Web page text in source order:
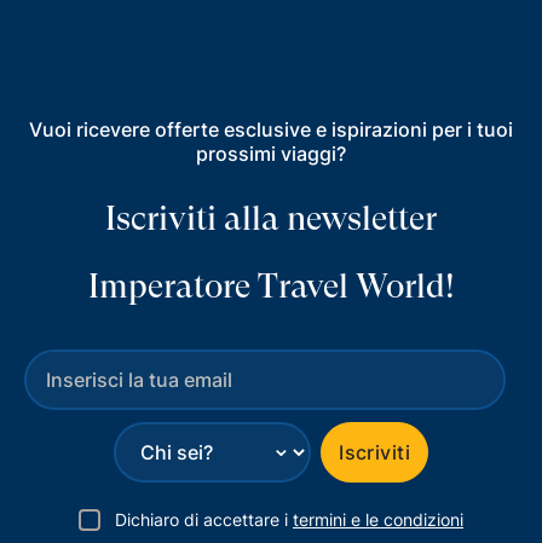
Vuoi ricevere offerte esclusive e ispirazioni per i tuoi
prossimi viaggi?
Iscriviti alla newsletter
Imperatore Travel World!
⌄ Iscriviti
Dichiaro di accettare i termini e le condizioni